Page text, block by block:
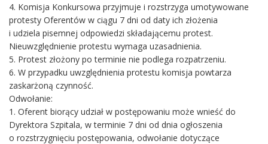
4. Komisja Konkursowa przyjmuje i rozstrzyga umotywowane
protesty Oferentów w ciągu 7 dni od daty ich złożenia
i udziela pisemnej odpowiedzi składającemu protest.
Nieuwzględnienie protestu wymaga uzasadnienia.
5. Protest złożony po terminie nie podlega rozpatrzeniu.
6. W przypadku uwzględnienia protestu komisja powtarza
zaskarżoną czynność.
Odwołanie:
1. Oferent biorący udział w postępowaniu może wnieść do
Dyrektora Szpitala, w terminie 7 dni od dnia ogłoszenia
o rozstrzygnięciu postępowania, odwołanie dotyczące